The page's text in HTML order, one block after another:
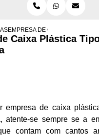
EMPRESA DE CAIXA PLÁSTICA
Caixa Plástica
empresa de caixa
atente-se sempre se a
contam com cantos